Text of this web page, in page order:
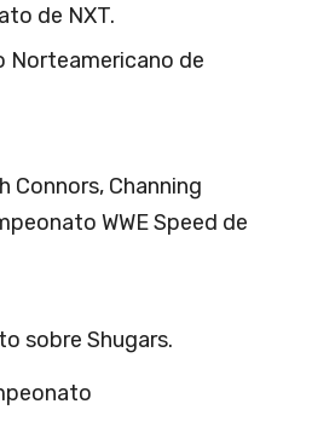
de NXT.
Norteamericano de
Connors, Channing
WWE Speed de
sobre Shugars.